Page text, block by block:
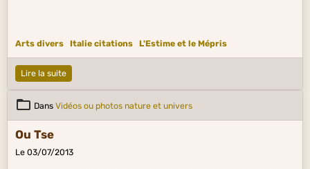
Arts divers Italie citations L'Estime et le Mépris
Lire la suite
Dans Vidéos ou photos nature et univers
Ou Tse
Le 03/07/2013